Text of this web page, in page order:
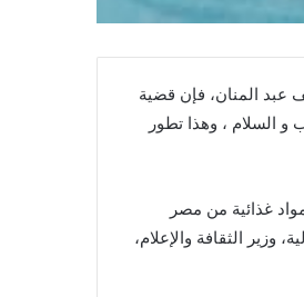
عبد المنان، فإن قضية
السلام ، وهذا تطور
غذائية من مصر
وزير الثقافة والإعلام،